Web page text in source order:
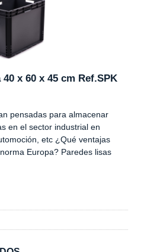
x 60 x 45 cm Ref.SPK
pensadas para almacenar
en el sector industrial en
etc ¿Qué ventajas
Europa? Paredes lisas